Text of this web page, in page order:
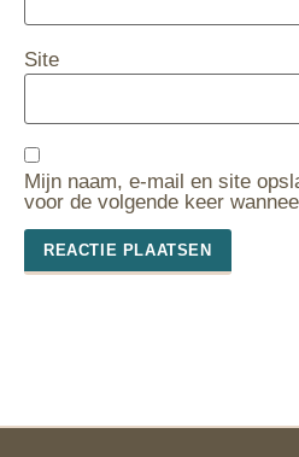
Site
Mijn naam, e-mail en site
voor de volgende keer